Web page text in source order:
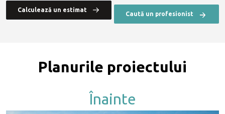
Calculează un estimat
Caută un profesionist
Planurile proiectului
Înainte